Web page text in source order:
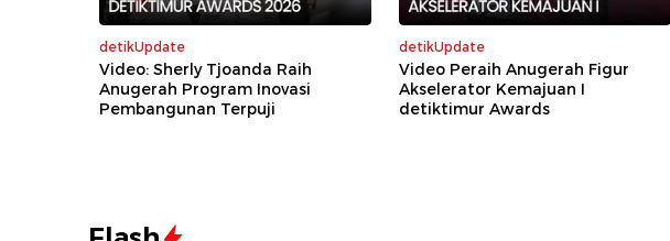
detikUpdate
Video: Sherly Tjoanda Raih
Anugerah Program Inovasi
Pembangunan Terpuji
detikUpdate
Video Peraih Anugerah Figur
Akselerator Kemajuan I
detiktimur Awards